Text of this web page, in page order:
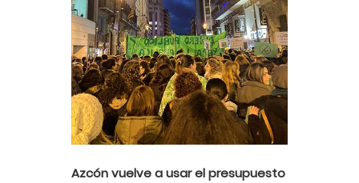
Azcón vuelve a usar el presupuesto